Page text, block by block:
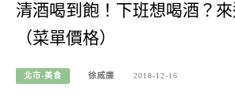
清酒喝到飽！下班想喝酒？來
（菜單價格）
北市-美食 徐威廉 2018-12-16